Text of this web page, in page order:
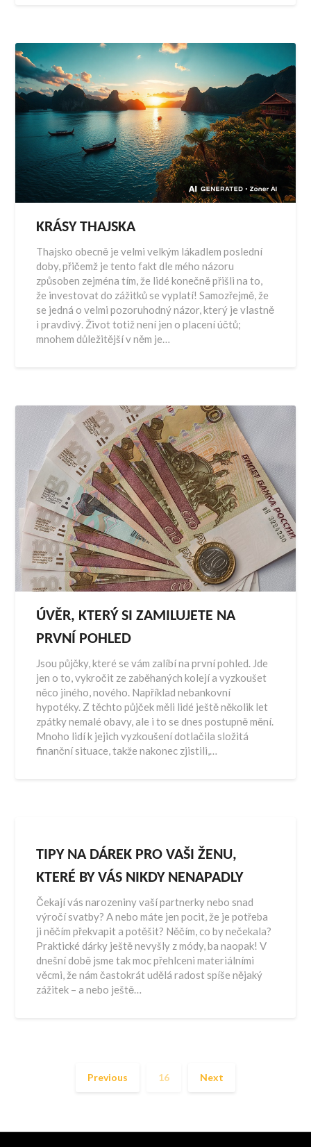
KRÁSY THAJSKA
Thajsko obecně je velmi velkým lákadlem poslední
doby, přičemž je tento fakt dle mého názoru
způsoben zejména tím, že lidé konečně přišli na to,
že investovat do zážitků se vyplatí! Samozřejmě, že
se jedná o velmi pozoruhodný názor, který je vlastně
i pravdivý. Život totiž není jen o placení účtů;
mnohem důležitější v něm je…
ÚVĚR, KTERÝ SI ZAMILUJETE NA
PRVNÍ POHLED
Jsou půjčky, které se vám zalíbí na první pohled. Jde
jen o to, vykročit ze zaběhaných kolejí a vyzkoušet
něco jiného, nového. Například nebankovní
hypotéky. Z těchto půjček měli lidé ještě několik let
zpátky nemalé obavy, ale i to se dnes postupně mění.
Mnoho lidí k jejich vyzkoušení dotlačila složitá
finanční situace, takže nakonec zjistili,…
TIPY NA DÁREK PRO VAŠI ŽENU,
KTERÉ BY VÁS NIKDY NENAPADLY
Čekají vás narozeniny vaší partnerky nebo snad
výročí svatby? A nebo máte jen pocit, že je potřeba
ji něčím překvapit a potěšit? Něčím, co by nečekala?
Praktické dárky ještě nevyšly z módy, ba naopak! V
dnešní době jsme tak moc přehlceni materiálními
věcmi, že nám častokrát udělá radost spíše nějaký
zážitek – a nebo ještě…
Previous 16 Next